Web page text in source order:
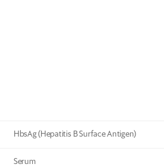
HbsAg (Hepatitis B Surface Antigen)
Serum